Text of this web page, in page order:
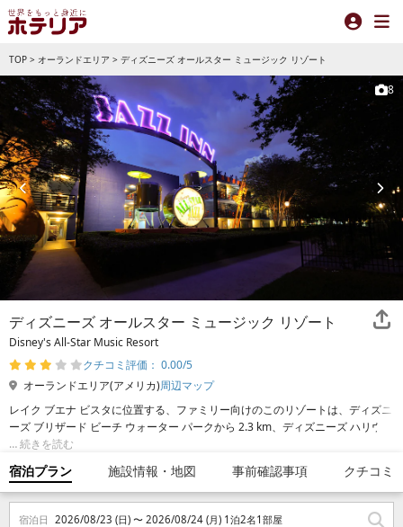
TOP > オーランドエリア > ディズニーズ オールスター ミュージック リゾート
8
ディズニーズ オールスター ミュージック リゾート
Disney's All-Star Music Resort
クチコミ評価： 0.00/5
オーランドエリア(アメリカ)周辺マップ
レイク ブエナ ビスタに位置する、ファミリー向けのこのリゾートは、ディズニ
ーズ ブリザード ビーチ ウォーター パークから 2.3 km、ディズニーズ ハリウッ
ド スタジオおよびエプコットから 10 km 圏内です。ディズニーズ アニマル キ
ングダム® テーマ パークおよびディズニーズ タイフーン ラグーン ウォーター
パークも 10 km 圏内です。
続きを読む
宿泊プラン 施設情報・地図 事前確認事項 クチコミ
宿泊日 2026/08/23 (日) 〜 2026/08/24 (月) 1泊2名1部屋